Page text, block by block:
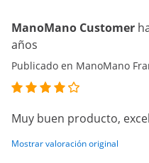
ManoMano Customer
años
Publicado en ManoMano
Muy buen producto,
Mostrar valoración original